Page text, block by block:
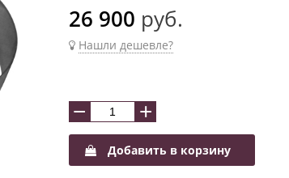
26 900 руб.
Нашли дешевле?
− +
Добавить в корзину